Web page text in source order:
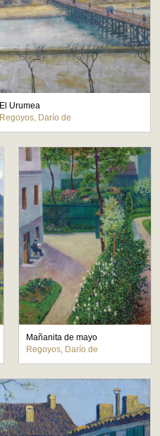
El Urumea
Regoyos, Darío de
Mañanita de mayo
Regoyos, Darío de